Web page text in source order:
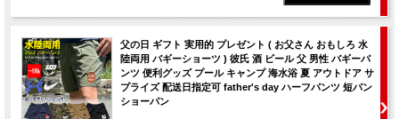
父の日 ギフト 実用的 プレゼント ( お父さん おもしろ 水
陸両用 バギーショーツ ) 彼氏 酒 ビール 父 男性 バギーパ
ンツ 便利グッズ プール キャンプ 海水浴 夏 アウトドア サ
プライズ 配送日指定可 father's day ハーフパンツ 短パン
ショーパン